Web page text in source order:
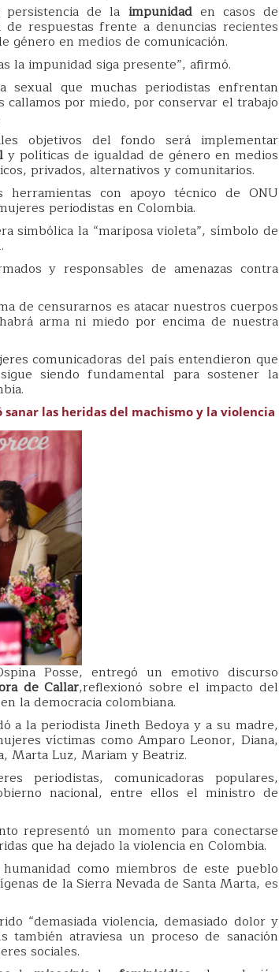
de la impunidaden casos de
respuestas frente a denuncias recientes
género en medios de comunicación.
la impunidad siga presente”, afirmó.
sexual que muchas periodistas enfrentan
callamos por miedo, por conservar el trabajo
objetivos del fondo será implementar
y políticas de igualdad de género en medios
privados, alternativos y comunitarios.
herramientas con apoyo técnico de ONU
periodistas en Colombia.
simbólica la “mariposa violeta”, símbolo de
y responsables de amenazas contra
de censurarnos es atacar nuestros cuerpos
arma ni miedo por encima de nuestra
comunicadoras del país entendieron que
siendo fundamental para sostener la
las heridas del machismo y la violencia
Posse, entregó un emotivo discurso
de Callar,reflexionó sobre el impacto del
la democracia colombiana.
a la periodista Jineth Bedoya y a su madre,
víctimas como Amparo Leonor, Diana,
Marta Luz, Mariam y Beatriz.
periodistas, comunicadoras populares,
nacional, entre ellos el ministro de
representó un momento para conectarse
que ha dejado la violencia en Colombia.
como miembros de este pueblo
de la Sierra Nevada de Santa Marta, es
“demasiada violencia, demasiado dolor y
atraviesa un proceso de sanación
sociales.